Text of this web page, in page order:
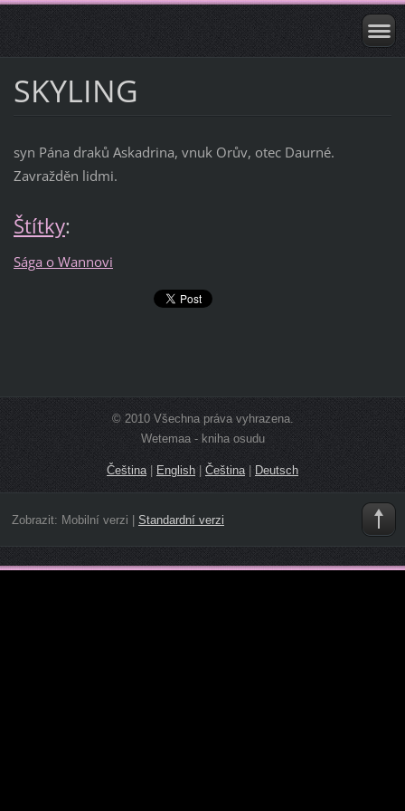
SKYLING
syn Pána draků Askadrina, vnuk Orův, otec Daurné.
Zavražděn lidmi.
Štítky:
Sága o Wannovi
© 2010 Všechna práva vyhrazena.
Wetemaa - kniha osudu
Čeština| English Čeština Deutsch
Zobrazit: Mobilní verzi Standardní verzi